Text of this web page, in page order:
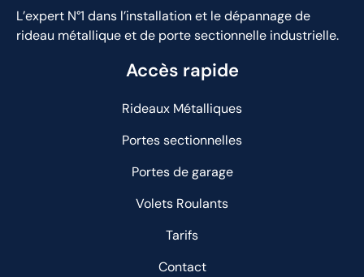
L’expert N°1 dans l’installation et le dépannage de
rideau métallique et de porte sectionnelle industrielle.
Accès rapide
Rideaux Métalliques
Portes sectionnelles
Portes de garage
Volets Roulants
Tarifs
Contact